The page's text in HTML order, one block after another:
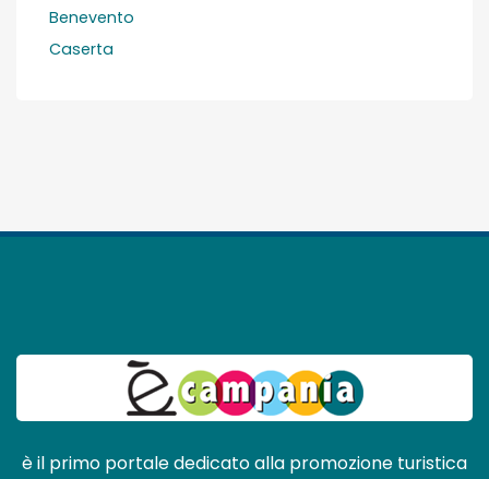
Benevento
Caserta
è il primo portale dedicato alla promozione turistica